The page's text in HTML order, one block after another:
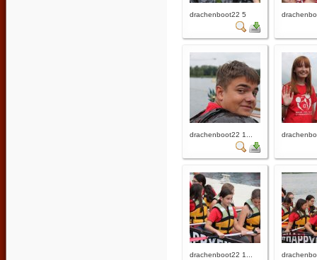
drachenboot22 5
drachenboot22 1...
drachenboot22 1...